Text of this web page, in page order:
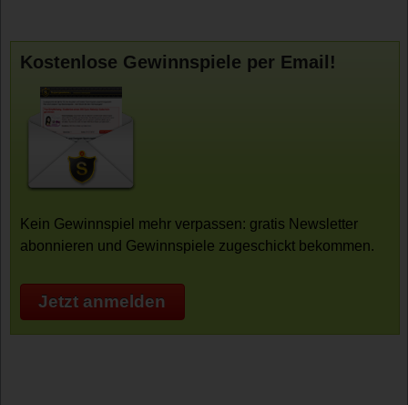
Kostenlose Gewinnspiele per Email!
Kein Gewinnspiel mehr verpassen: gratis Newsletter
abonnieren und Gewinnspiele zugeschickt bekommen.
Jetzt anmelden